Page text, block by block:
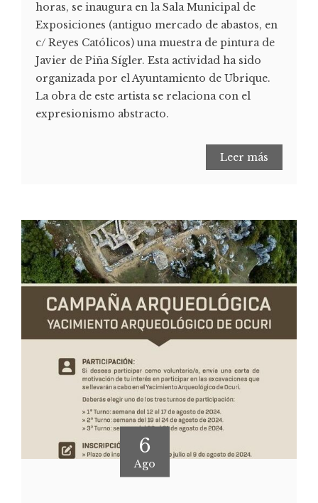
horas, se inaugura en la Sala Municipal de
Exposiciones (antiguo mercado de abastos, en
c/ Reyes Católicos) una muestra de pintura de
Javier de Piña Sígler. Esta actividad ha sido
organizada por el Ayuntamiento de Ubrique.
La obra de este artista se relaciona con el
expresionismo abstracto.
Leer más
6
Ago